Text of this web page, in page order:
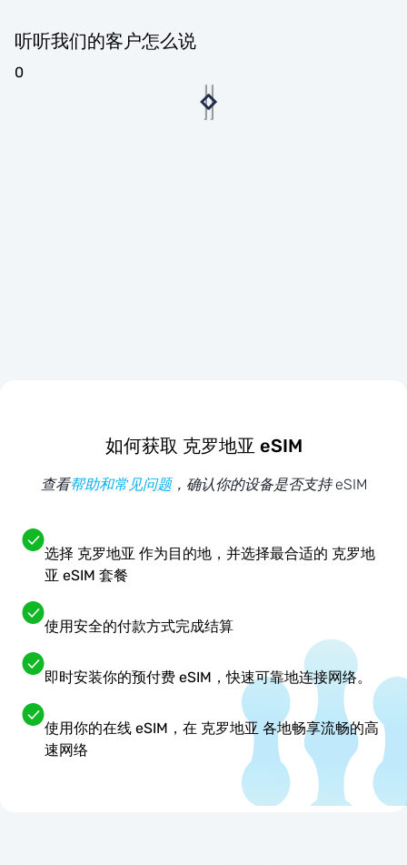
听听我们的客户怎么说
0
如何获取 克罗地亚 eSIM
查看帮助和常见问题，确认你的设备是否支持 eSIM
选择 克罗地亚 作为目的地，并选择最合适的 克罗地
亚 eSIM 套餐
使用安全的付款方式完成结算
即时安装你的预付费 eSIM，快速可靠地连接网络。
使用你的在线 eSIM，在 克罗地亚 各地畅享流畅的高
速网络